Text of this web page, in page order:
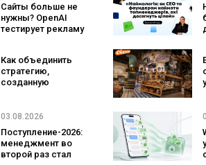
Verizon, AT&T и T-
Mobile
Сайты больше не
нужны? OpenAI
тестирует рекламу
бренда
Как объединить
стратегию,
созданную
izi и агентства
03.08.2026
Поступление-2026:
менеджмент во
второй раз стал